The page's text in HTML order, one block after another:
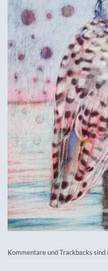
Kommentare und Trackbacks sind